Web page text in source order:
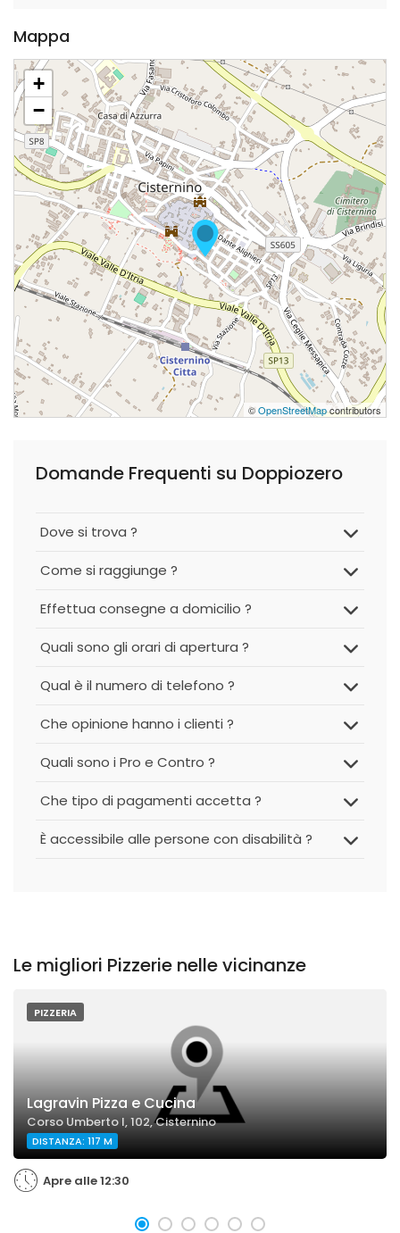
Mappa
+
−
©OpenStreetMapcontributors
Domande Frequenti su Doppiozero
Dove si trova ?
Come si raggiunge ?
Effettua consegne a domicilio ?
Quali sono gli orari di apertura ?
Qual è il numero di telefono ?
Che opinione hanno i clienti ?
Quali sono i Pro e Contro ?
Che tipo di pagamenti accetta ?
È accessibile alle persone con disabilità ?
Le migliori Pizzerie nelle vicinanze
PIZZERIA
Lagravin Pizza e Cucina
Corso Umberto I, 102, Cisternino
DISTANZA: 117 M
Apre alle 12:30